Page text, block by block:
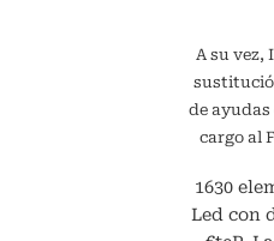
A su vez,
de ayudas
cargo al
1630
Led con